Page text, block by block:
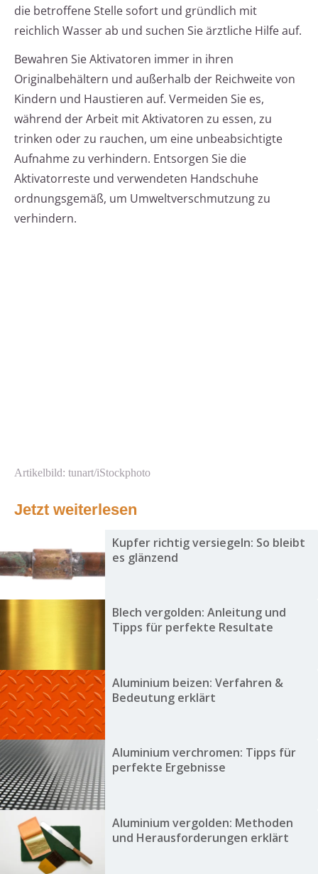
die betroffene Stelle sofort und gründlich mit
reichlich Wasser ab und suchen Sie ärztliche Hilfe auf.
Bewahren Sie Aktivatoren immer in ihren
Originalbehältern und außerhalb der Reichweite von
Kindern und Haustieren auf. Vermeiden Sie es,
während der Arbeit mit Aktivatoren zu essen, zu
trinken oder zu rauchen, um eine unbeabsichtigte
Aufnahme zu verhindern. Entsorgen Sie die
Aktivatorreste und verwendeten Handschuhe
ordnungsgemäß, um Umweltverschmutzung zu
verhindern.
Artikelbild: tunart/iStockphoto
Jetzt weiterlesen
Kupfer richtig versiegeln: So bleibt
es glänzend
Blech vergolden: Anleitung und
Tipps für perfekte Resultate
Aluminium beizen: Verfahren &
Bedeutung erklärt
Aluminium verchromen: Tipps für
perfekte Ergebnisse
Aluminium vergolden: Methoden
und Herausforderungen erklärt